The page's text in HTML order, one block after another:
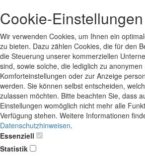
Cookie-Einstellungen
Wir verwenden Cookies, um Ihnen ein
zu bieten. Dazu zählen Cookies, die für den
die Steuerung unserer kommerziellen
sind, sowie solche, die lediglich zu
Komforteinstellungen oder zur Anzeige
werden. Sie können selbst entscheiden,
zulassen möchten. Bitte beachten Sie, dass
Einstellungen womöglich nicht mehr alle
Verfügung stehen. Weitere Informationen
Datenschutzhinweisen.
Essenziell
Statistik